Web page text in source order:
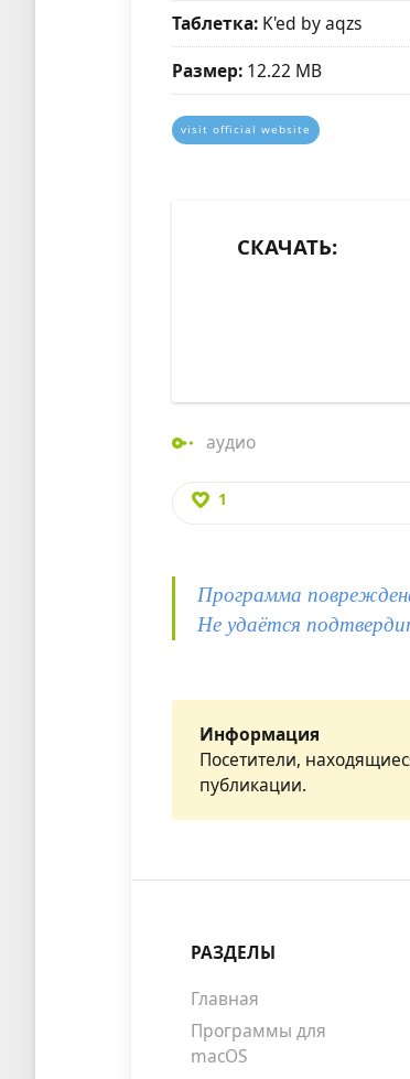
Таблетка: K'ed by aqzs
Размер: 12.22 MB
visit official website
СКАЧАТЬ:
аудио
1
Программа
Не удаётся
Информация
Посетители,
публикации.
РАЗДЕЛЫ
Главная
Программы для
macOS